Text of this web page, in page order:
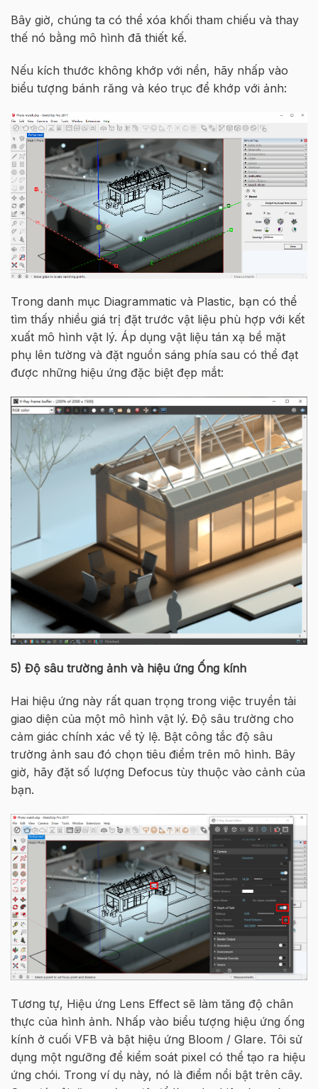
Bây giờ, chúng ta có thể xóa khối tham chiếu và thay
thế nó bằng mô hình đã thiết kế.
Nếu kích thước không khớp với nền, hãy nhấp vào
biểu tượng bánh răng và kéo trục để khớp với ảnh:
Trong danh mục Diagrammatic và Plastic, bạn có thể
tìm thấy nhiều giá trị đặt trước vật liệu phù hợp với kết
xuất mô hình vật lý. Áp dụng vật liệu tán xạ bề mặt
phụ lên tường và đặt nguồn sáng phía sau có thể đạt
được những hiệu ứng đặc biệt đẹp mắt:
5) Độ sâu trường ảnh và hiệu ứng Ống kính
Hai hiệu ứng này rất quan trọng trong việc truyền tải
giao diện của một mô hình vật lý. Độ sâu trường cho
cảm giác chính xác về tỷ lệ. Bật công tắc độ sâu
trường ảnh sau đó chọn tiêu điểm trên mô hình. Bây
giờ, hãy đặt số lượng Defocus tùy thuộc vào cảnh của
bạn.
Tương tự, Hiệu ứng Lens Effect sẽ làm tăng độ chân
thực của hình ảnh. Nhấp vào biểu tượng hiệu ứng ống
kính ở cuối VFB và bật hiệu ứng Bloom / Glare. Tôi sử
dụng một ngưỡng để kiểm soát pixel có thể tạo ra hiệu
ứng chói. Trong ví dụ này, nó là điểm nổi bật trên cây.